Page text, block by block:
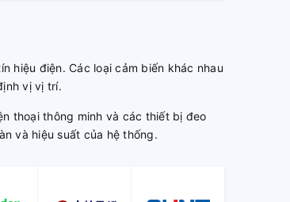
hiệu điện. Các loại cảm biến khác nhau
vị vị trí.
thoại thông minh và các thiết bị đeo
và hiệu suất của hệ thống.